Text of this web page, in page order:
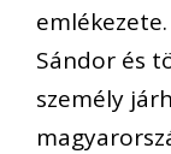
emlékezete.
Sándor és
személy